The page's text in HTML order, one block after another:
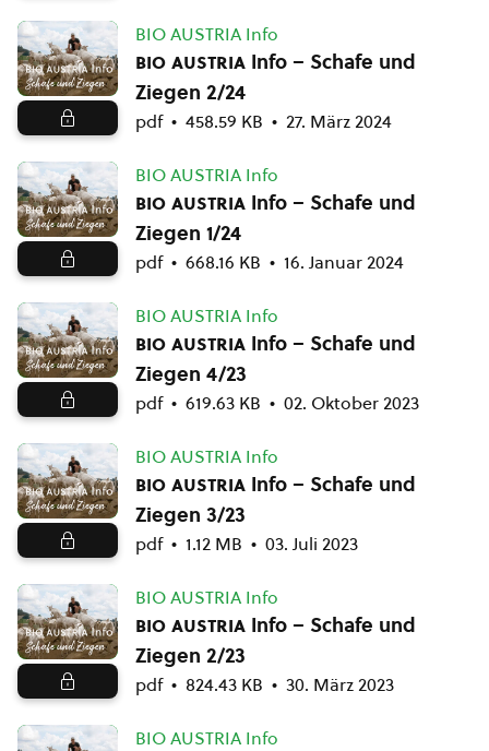
BIO AUSTRIA Info
bio austria Info – Schafe und
Ziegen 2/24
pdf 458.59 KB 27. März 2024
BIO AUSTRIA Info
bio austria Info – Schafe und
Ziegen 1/24
pdf 668.16 KB 16. Januar 2024
BIO AUSTRIA Info
bio austria Info – Schafe und
Ziegen 4/23
pdf 619.63 KB 02. Oktober 2023
BIO AUSTRIA Info
bio austria Info – Schafe und
Ziegen 3/23
pdf 1.12 MB 03. Juli 2023
BIO AUSTRIA Info
bio austria Info – Schafe und
Ziegen 2/23
pdf 824.43 KB 30. März 2023
BIO AUSTRIA Info